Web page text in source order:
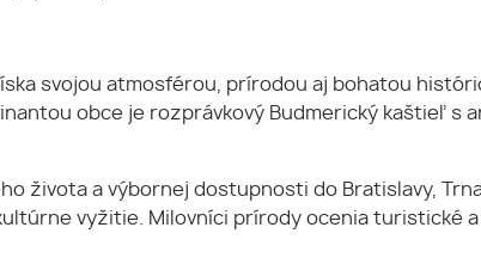
svojou atmosférou, prírodou aj bohatou
obce je rozprávkový Budmerický kaštieľ s
života a výbornej dostupnosti do Bratislavy,
vyžitie. Milovníci prírody ocenia turistické